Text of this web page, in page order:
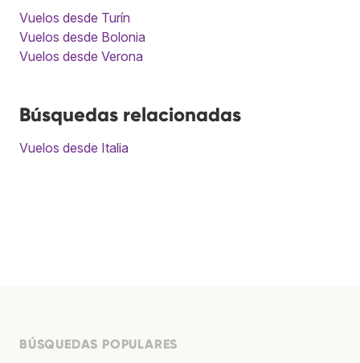
Vuelos desde Turín
Vuelos desde Bolonia
Vuelos desde Verona
Búsquedas relacionadas
Vuelos desde Italia
BÚSQUEDAS POPULARES